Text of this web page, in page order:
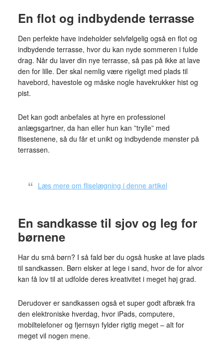
En flot og indbydende terrasse
Den perfekte have indeholder selvfølgelig også en flot og
indbydende terrasse, hvor du kan nyde sommeren i fulde
drag. Når du laver din nye terrasse, så pas på ikke at lave
den for lille. Der skal nemlig være rigeligt med plads til
havebord, havestole og måske nogle havekrukker hist og
pist.
Det kan godt anbefales at hyre en professionel
anlægsgartner, da han eller hun kan ”trylle” med
flisestenene, så du får et unikt og indbydende mønster på
terrassen.
Læs mere om fliselægning i denne artikel
En sandkasse til sjov og leg for
børnene
Har du små børn? I så fald bør du også huske at lave plads
til sandkassen. Børn elsker at lege i sand, hvor de for alvor
kan få lov til at udfolde deres kreativitet i meget høj grad.
Derudover er sandkassen også et super godt afbræk fra
den elektroniske hverdag, hvor iPads, computere,
mobiltelefoner og fjernsyn fylder rigtig meget – alt for
meget vil nogen mene.